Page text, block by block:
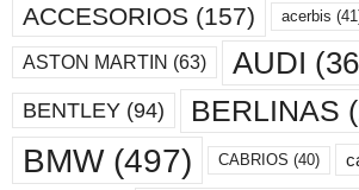
ACCESORIOS (157) acerbis
ASTON MARTIN (63) AUDI
BENTLEY (94) BERLINAS
BMW(497) CABRIOS (40)